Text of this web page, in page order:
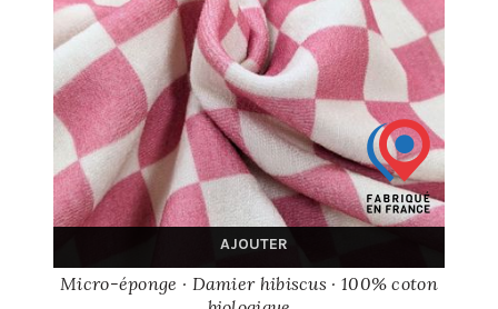
AJOUTER
Micro-éponge · Damier hibiscus · 100% coton